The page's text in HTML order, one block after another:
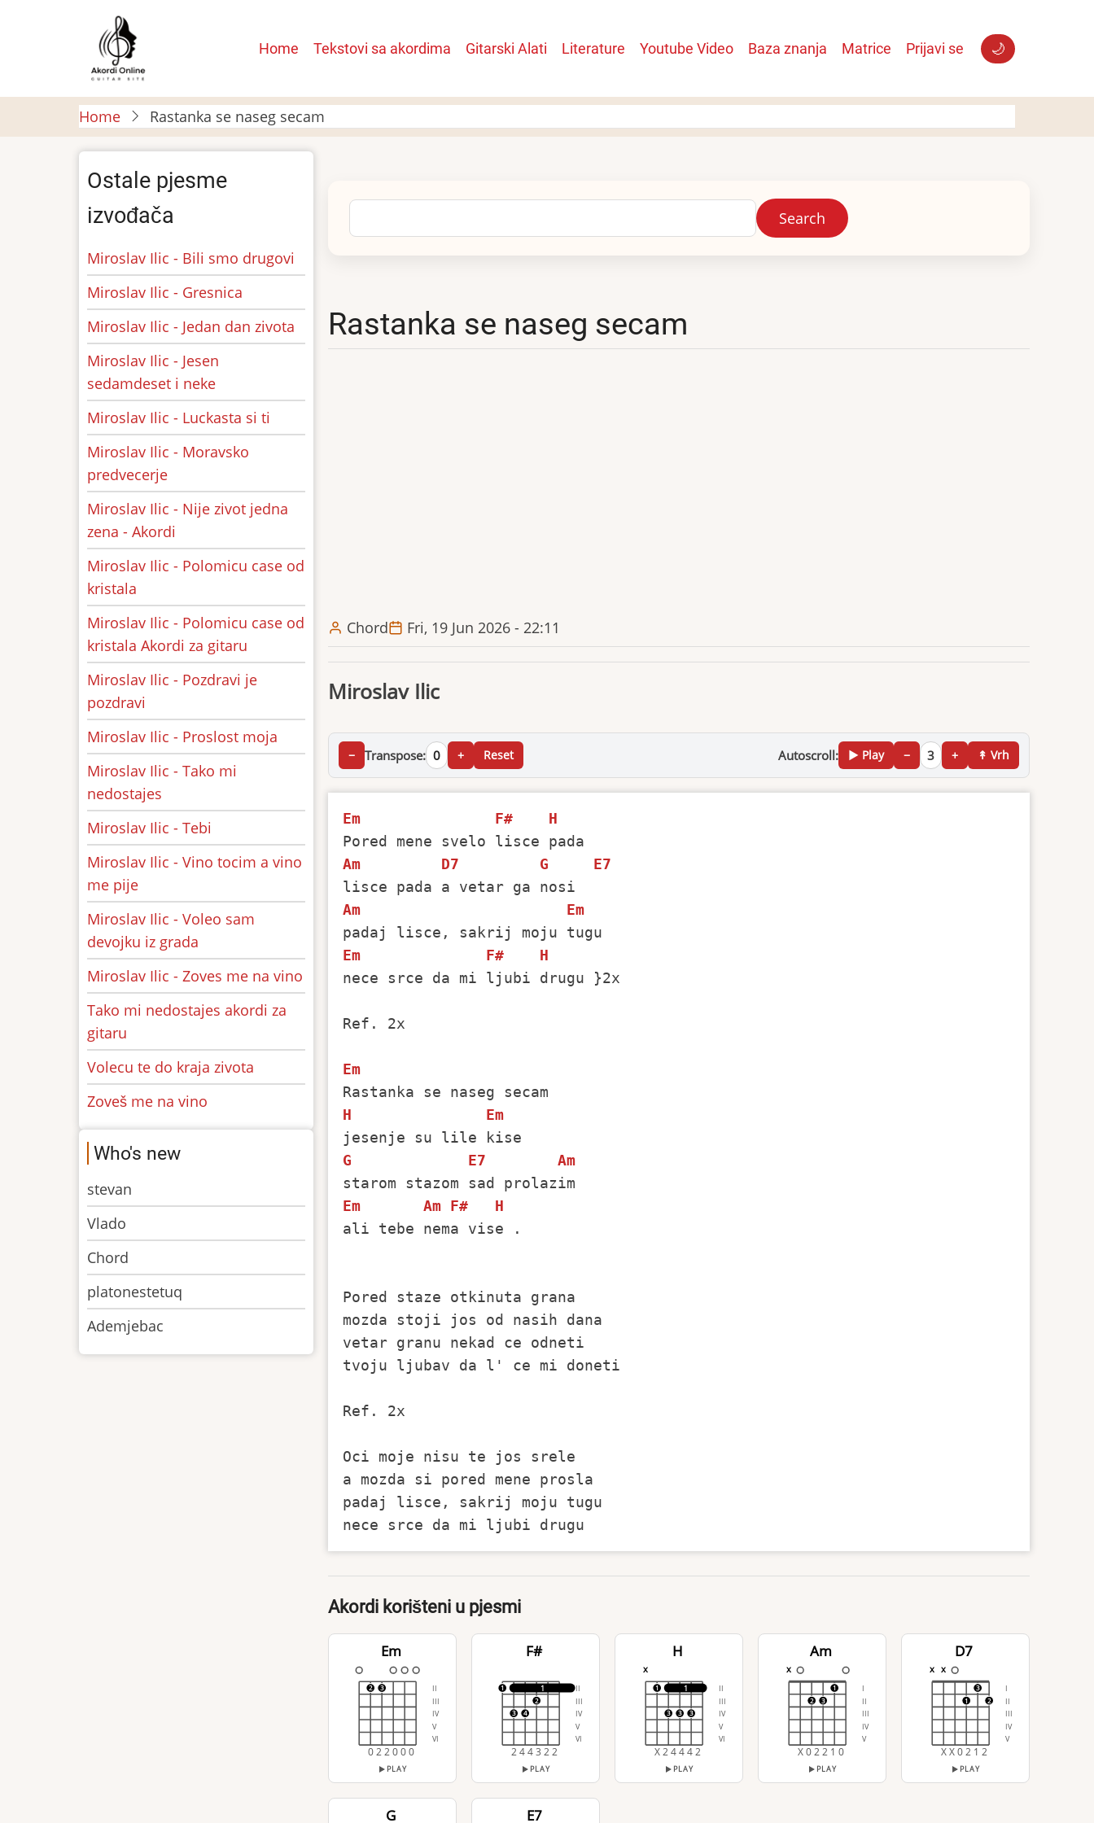
Main
Home Tekstovi sa akordima Gitarski Alati Literature Youtube Video Baza znanja Matrice Prijavi se 🌙
Home Rastanka se naseg secam
Rastanka se naseg secam
Chord Fri, 19 Jun 2026 - 22:11
Miroslav Ilic
− Transpose: 0 + Reset Autoscroll: ▶ Play − 3 + ↟ Vrh
Em F#
H
Am
D7 G
E7
Am
Em
Em
F#
H
nece srce da mi ljubi drugu }2x
Ref. 2x
Em
H
Em
G
E7
Am
Em
Am F#
H
ali tebe nema vise .
Pored staze otkinuta grana
mozda stoji jos od nasih dana
vetar granu nekad ce odneti
tvoju ljubav da l' ce mi doneti
Ref. 2x
Oci moje nisu te jos srele
a mozda si pored mene prosla
padaj lisce, sakrij moju tugu
Akordi korišteni u pjesmi
Em
II
III
IV
V
VI
2 3
0 2 2 0 0 0
PLAY
F#
II
III
IV
V
VI
1
1
3 4
2
2 4 4 3 2 2
PLAY
H
x
II
III
IV
V
VI
1
1
3 3 3
X 2 4 4 4 2
PLAY
Am
x
I
II
III
IV
V
2 3
1
X 0 2 2 1 0
PLAY
D7
x x
I
II
III
IV
V
1
3
2
X X 0 2 1 2
PLAY
G E7
Ostale pjesme
izvođača
Miroslav Ilic - Bili smo drugovi
Miroslav Ilic - Gresnica
Miroslav Ilic - Jedan dan zivota
Miroslav Ilic - Jesen
sedamdeset i neke
Miroslav Ilic - Luckasta si ti
Miroslav Ilic - Moravsko
predvecerje
Miroslav Ilic - Nije zivot jedna
zena - Akordi
Miroslav Ilic - Polomicu case od
kristala
Miroslav Ilic - Polomicu case od
kristala Akordi za gitaru
Miroslav Ilic - Pozdravi je
pozdravi
Miroslav Ilic - Proslost moja
Miroslav Ilic - Tako mi
nedostajes
Miroslav Ilic - Tebi
Miroslav Ilic - Vino tocim a vino
me pije
Miroslav Ilic - Voleo sam
devojku iz grada
Miroslav Ilic - Zoves me na vino
Tako mi nedostajes akordi za
gitaru
Volecu te do kraja zivota
Zoveš me na vino
Who's new
stevan
Vlado
Chord
platonestetuq
Ademjebac